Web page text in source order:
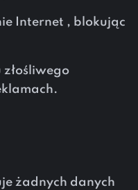
Internet , blokując
żadnych danych